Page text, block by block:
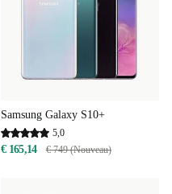
Samsung Galaxy S10+
5,0
€ 165,14 € 749 (Nouveau)